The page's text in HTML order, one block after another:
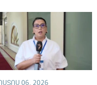
06, 2026